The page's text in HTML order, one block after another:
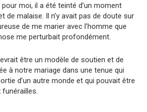
moi, il a été teinté d’un moment
de malaise. Il n’y avait pas de doute sur
de me marier avec l’homme que
me perturbait profondément.
être un modèle de soutien et de
à notre mariage dans une tenue qui
d’un autre monde et qui pouvait être